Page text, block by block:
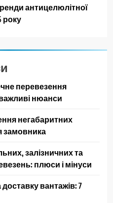
антицелюлітної
року
перевезення
нюанси
негабаритних
замовника
залізничних та
плюси і мінуси
вантажів: 7